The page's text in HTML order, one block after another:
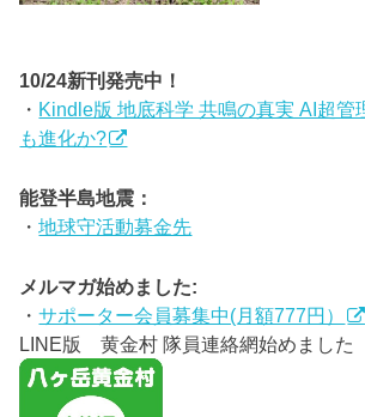
10/24新刊発売中！
・ Kindle版 地底科学 共鳴の真実 AI超管
も進化か?
能登半島地震：
・地球守活動募金先
メルマガ始めました:
・サポーター会員募集中(月額777円）
LINE版 黄金村 隊員連絡網始めました